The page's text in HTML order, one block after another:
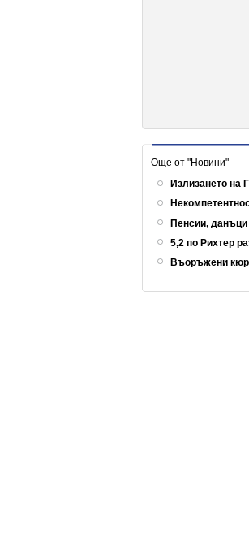
Още от "Новини"
Излизането на
Пенсии, данъци
5,2 по Рихтер
Въоръжени